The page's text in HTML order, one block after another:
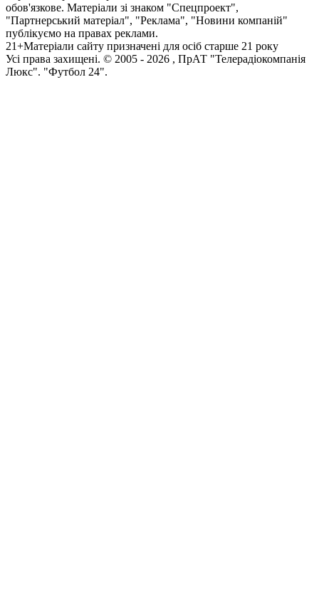
обов'язкове. Матеріали зі знаком "Спецпроект",
"Партнерський матеріал", "Реклама", "Новини компаній"
публікуємо на правах реклами.
21+Матеріали сайту призначені для осіб старше 21 року
Усi права захищенi. © 2005 - 2026 , ПрАТ "Телерадіокомпанія
Люкс". "Футбол 24".